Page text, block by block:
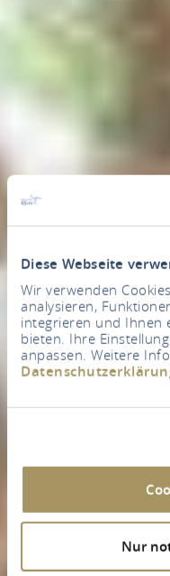
Diese Webseite
Wir verwenden
analysieren,
integrieren und Ihnen
bieten. Ihre
anpassen. Weitere
Nur